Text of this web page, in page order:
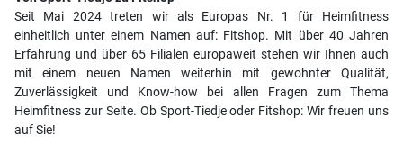
Seit Mai 2024 treten wir als Europas Nr. 1 für Heimfitness
einheitlich unter einem Namen auf: Fitshop. Mit über 40 Jahren
Erfahrung und über 65 Filialen europaweit stehen wir Ihnen auch
mit einem neuen Namen weiterhin mit gewohnter Qualität,
Zuverlässigkeit und Know-how bei allen Fragen zum Thema
Heimfitness zur Seite. Ob Sport-Tiedje oder Fitshop: Wir freuen uns
auf Sie!